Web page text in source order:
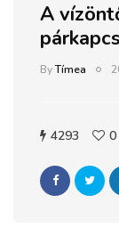
A
ByTímea
4293 0